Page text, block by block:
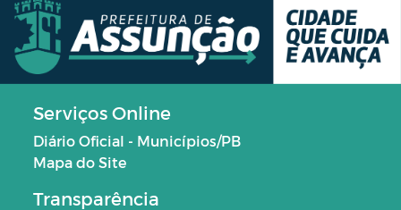
Serviços Online
Diário Oficial - Municípios/PB
Mapa do Site
Transparência